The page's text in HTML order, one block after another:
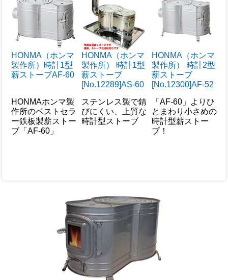
HONMA（ホンマ
製作所）時計1型
薪ストーブAF-60
HONMA（ホンマ
製作所） 時計1型
薪ストーブ
[No.12289]AS-60
HONMA（ホンマ
製作所） 時計2型
薪ストーブ
[No.12300]AF-52
HONMAホンマ製
作所のベストセラ
ー鉄板製薪ストー
ブ「AF-60」
ステンレス製で錆
びにくい、上質な
時計型ストーブ
「AF-60」よりひ
とまわり小さめの
時計型薪ストー
ブ！